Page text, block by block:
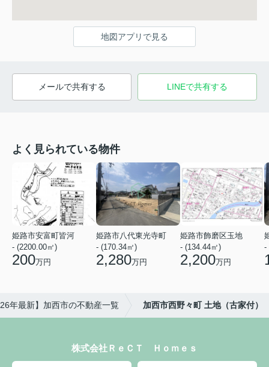
地図アプリで見る
メールで共有する LINEで共有する
よく見られている物件
姫路市安富町皆河
- (2200.00㎡)
200万円
姫路市八代東光寺町
- (170.34㎡)
2,280万円
姫路市飾磨区玉地
- (134.44㎡)
2,200万円
-
年最新】加西市の不動産一覧 加西市西野々町 土地（古家付）
株式会社ＲｅＣＴ Ｈｏｍｅｓ